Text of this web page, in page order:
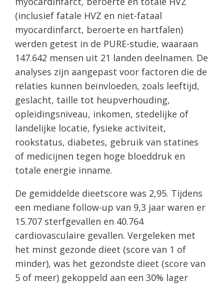
(inclusief fatale HVZ en niet-fataal
myocardinfarct, beroerte en hartfalen)
werden getest in de PURE-studie, waaraan
147.642 mensen uit 21 landen deelnamen. De
analyses zijn aangepast voor factoren die de
relaties kunnen beïnvloeden, zoals leeftijd,
geslacht, taille tot heupverhouding,
opleidingsniveau, inkomen, stedelijke of
landelijke locatie, fysieke activiteit,
rookstatus, diabetes, gebruik van statines
of medicijnen tegen hoge bloeddruk en
totale energie inname.
De gemiddelde dieetscore was 2,95. Tijdens
een mediane follow-up van 9,3 jaar waren er
15.707 sterfgevallen en 40.764
cardiovasculaire gevallen. Vergeleken met
het minst gezonde dieet (score van 1 of
minder), was het gezondste dieet (score van
5 of meer) gekoppeld aan een 30% lager